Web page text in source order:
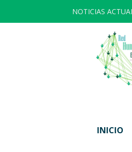
NOTICIAS
INICIO